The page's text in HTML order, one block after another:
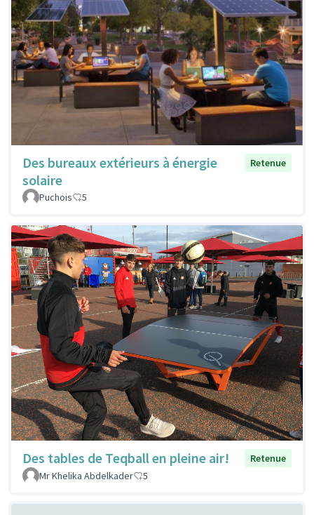
Des bureaux extérieurs à énergie
solaire
Retenue
Puchois 5
Des tables de Teqball en pleine air!
Retenue
Mr Khelika Abdelkader
5